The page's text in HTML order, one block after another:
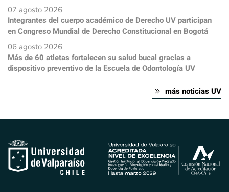
07 agosto 2026
Integrantes del cuerpo académico de Derecho UV participan
en Congreso Mundial de Derecho Constitucional en Bogotá
06 agosto 2026
Más de 60 atletas fortalecen su salud bucal gracias a
dispositivo preventivo de la Escuela de Odontología UV
más noticias UV